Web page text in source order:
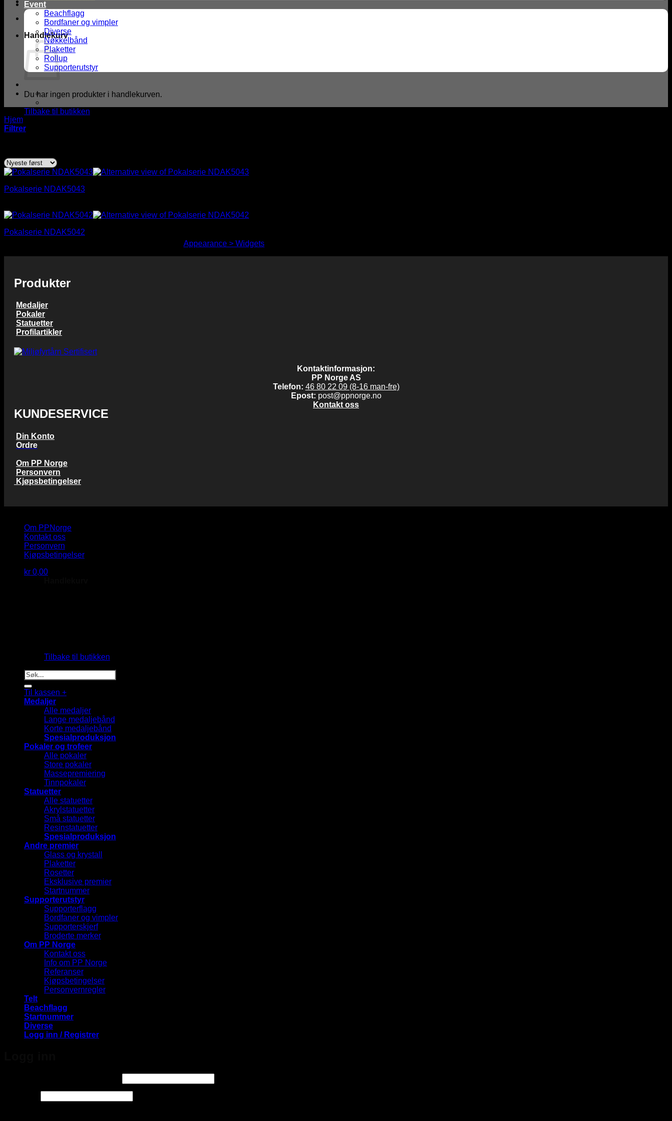
Handlekurv
Du har ingen produkter i handlekurven.
Tilbake til butikken
Event
Beachflagg
Bordfaner og vimpler
Diverse
Nøkkelbånd
Plaketter
Rollup
Supporterutstyr
Hjem
Filtrer
Pokalserie NDAK5043
kr 233,00
kr 440,00
Pokalserie NDAK5042
kr 233,00
Appearance > Widgets
Produkter
Medaljer
Pokaler
Statuetter
Profilartikler
Kontaktinformasjon:
PP Norge AS
Telefon: 46 80 22 09 (8-16 man-fre)
Epost: post@ppnorge.no
Kontakt oss
KUNDESERVICE
Din Konto
Ordre
Om PP Norge
Personvern
Kjøpsbetingelser
Om PPNorge
Kontakt oss
Personvern
Kjøpsbetingelser
kr 0,00
Tilbake til butikken
Søk
etter:
Til kassen +
Medaljer
Alle medaljer
Lange medaljebånd
Korte medaljebånd
Spesialproduksjon
Pokaler og trofeer
Alle pokaler
Store pokaler
Massepremiering
Tinnpokaler
Statuetter
Alle statuetter
Akrylstatuetter
Små statuetter
Resinstatuetter
Spesialproduksjon
Andre premier
Glass og krystall
Plaketter
Rosetter
Eksklusive premier
Startnummer
Supporterutstyr
Supporterflagg
Bordfaner og vimpler
Supporterskjerf
Broderte merker
Om PP Norge
Kontakt oss
Info om PP Norge
Referanser
Kjøpsbetingelser
Personvernregler
Telt
Beachflagg
Startnummer
Diverse
Logg inn / Registrer